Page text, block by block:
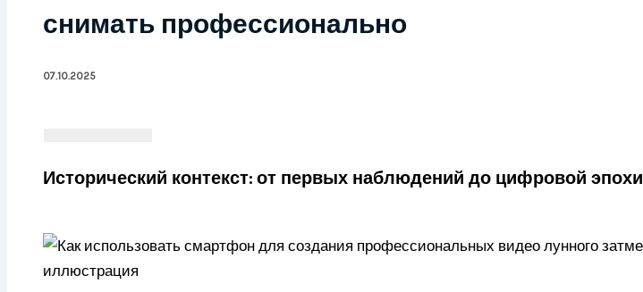
снимать профессионально
07.10.2025
Исторический контекст: от первых наблюдений до цифровой эпохи